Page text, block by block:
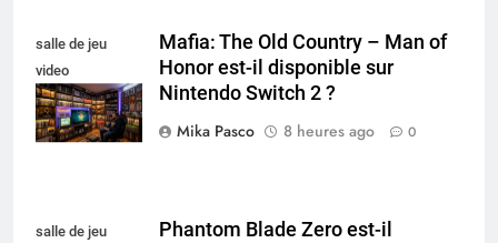
salle de jeu
video
collectionneur
Mafia: The Old Country – Man of
Honor est-il disponible sur
Nintendo Switch 2 ?
Mika Pasco
8 heures ago 0
salle de jeu
Phantom Blade Zero est-il